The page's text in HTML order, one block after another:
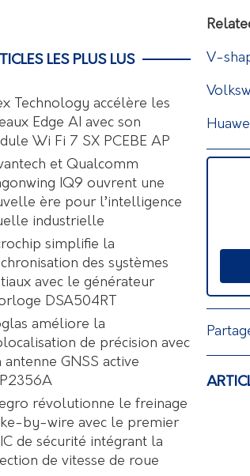
V-
LES PLUS LUS
Technology accélère les
Edge AI avec son
Wi Fi 7 SX PCEBE AP
et Qualcomm
IQ9 ouvrent une
ère pour l’intelligence
industrielle
simplifie la
des systèmes
avec le générateur
DSA504RT
améliore la
de précision avec
antenne GNSS active
révolutionne le freinage
by-wire avec le premier
de sécurité intégrant la
de vitesse de roue